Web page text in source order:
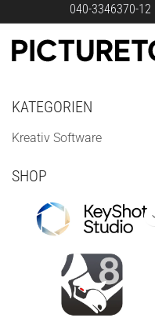
Zum Inhalt springen040-3346370-12
KATEGORIEN
Kreativ Software
SHOP